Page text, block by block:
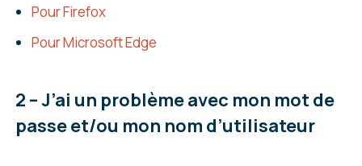
Pour Firefox
Pour Microsoft Edge
2 – J’ai un problème avec mon mot de
passe et/ou mon nom d’utilisateur